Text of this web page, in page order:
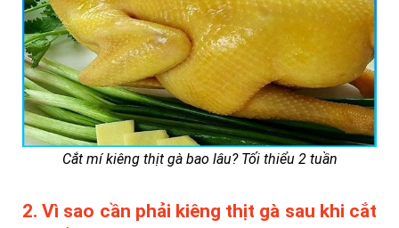
Cắt mí kiêng thịt gà bao lâu? Tối thiểu 2 tuần
2. Vì sao cần phải kiêng thịt gà sau khi cắt